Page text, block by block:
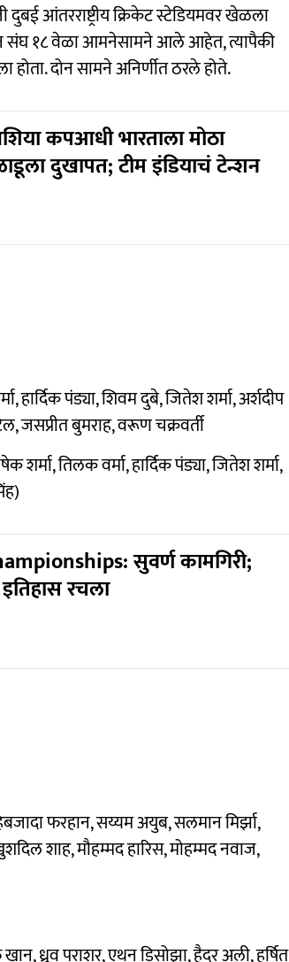
दुबई आंतरराष्ट्रीय क्रिकेट स्टेडियमवर खेळला
संघ १८ वेळा आमनेसामने आले आहेत, त्यापैकी
दोन सामने अनिर्णीत ठरले होते.
कपआधी भारताला मोठा
दुखापत; टीम इंडियाचं टेन्शन
पंड्या, शिवम दुबे, जितेश शर्मा, अर्शदीप
जसप्रीत बुमराह, वरूण चक्रवर्ती
तिलक वर्मा, हार्दिक पंड्या, जितेश शर्मा,
सुवर्ण कामगिरी;
इतिहास रचला
फरहान, सय्यम अयुब, सलमान मिर्झा,
शाह, मौहम्मद हारिस, मोहम्मद नवाज,
ध्रुव पराशर, एथन डिसोझा, हैदर अली, हर्षित